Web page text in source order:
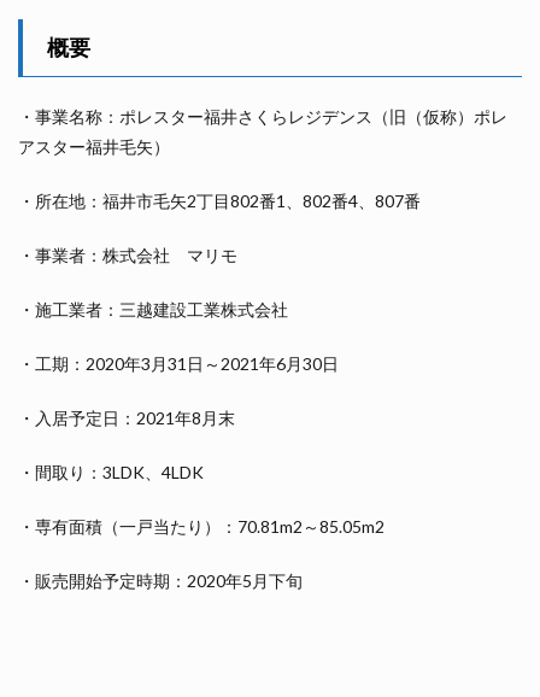
概要
・事業名称：ポレスター福井さくらレジデンス（旧（仮称）ポレ
アスター福井毛矢）
・所在地：福井市毛矢2丁目802番1、802番4、807番
・事業者：株式会社 マリモ
・施工業者：三越建設工業株式会社
・工期：2020年3月31日～2021年6月30日
・入居予定日：2021年8月末
・間取り：3LDK、4LDK
・専有面積（一戸当たり）：70.81m2～85.05m2
・販売開始予定時期：2020年5月下旬